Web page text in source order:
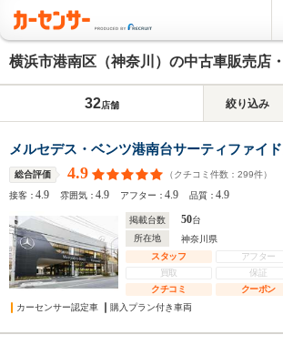
横浜市港南区（神奈川）の中古車販売店
32店舗 絞り込み
メルセデス・ベンツ港南台サーティファイ
総合評価 4.9 （クチコミ件数： 299件）
接客：4.9 雰囲気：4.9 アフター：4.9 品質：4.9
掲載台数 50台
所在地
神奈川県
スタッフ
アフター
買取
保証
クチコミ
クーポン
カーセンサー認定車
購入プラン付き車両